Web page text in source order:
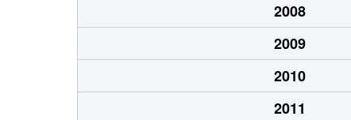
2008
2009
2010
2011